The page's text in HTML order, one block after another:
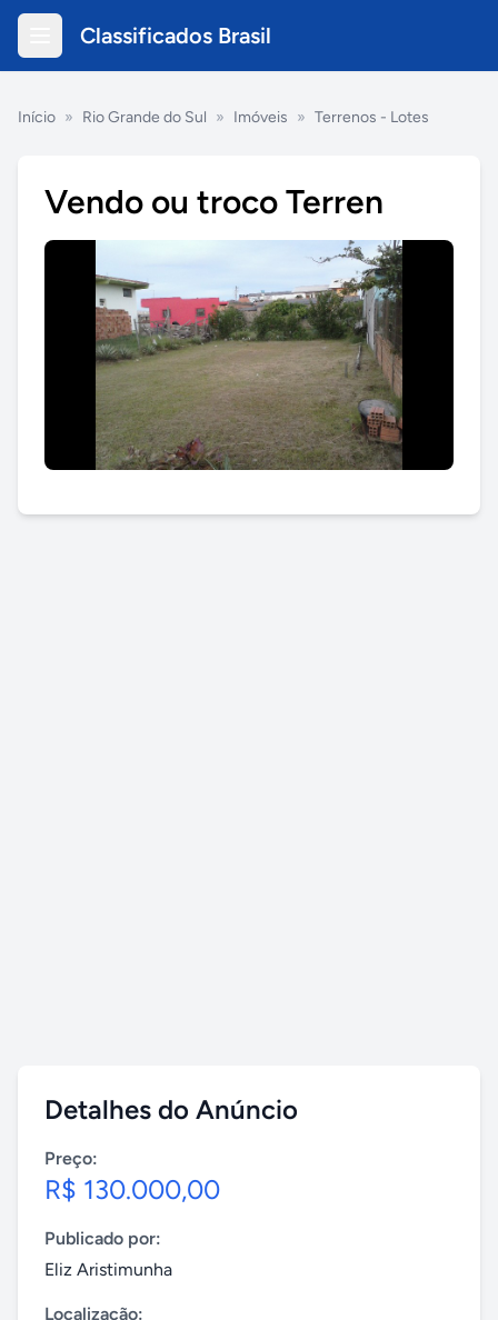
Classificados Brasil
Início » Rio Grande do Sul » Imóveis » Terrenos - Lotes
Vendo ou troco Terren
Detalhes do Anúncio
Preço:
R$ 130.000,00
Publicado por:
Eliz Aristimunha
Localização: